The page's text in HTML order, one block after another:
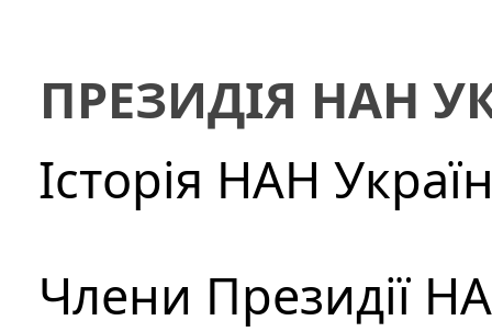
ПРЕЗИДІЯ НАН
Історія НАН
Члени Президії